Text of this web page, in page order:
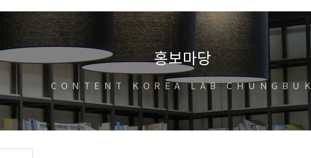
홍보마당
CONTENT KOREA LAB CHUNGBUK